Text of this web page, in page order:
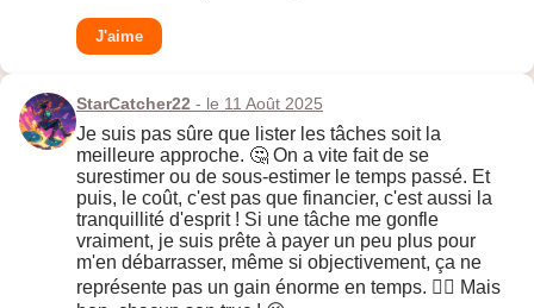
J'aime
StarCatcher22 - le 11 Août 2025
Je suis pas sûre que lister les tâches soit la
meilleure approche. 🤔 On a vite fait de se
surestimer ou de sous-estimer le temps passé. Et
puis, le coût, c'est pas que financier, c'est aussi la
tranquillité d'esprit ! Si une tâche me gonfle
vraiment, je suis prête à payer un peu plus pour
m'en débarrasser, même si objectivement, ça ne
représente pas un gain énorme en temps. 🤷‍♀️ Mais